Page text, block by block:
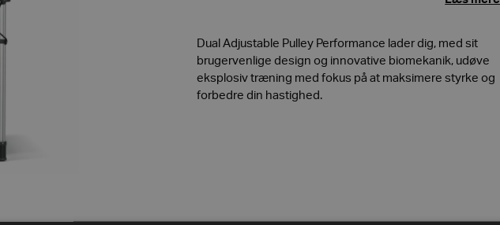
Dual Adjustable Pulley Performance lader dig, med sit
brugervenlige design og innovative biomekanik, udøve
eksplosiv træning med fokus på at maksimere styrke og
forbedre din hastighed.